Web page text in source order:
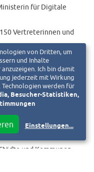
für Digitale
Vertreterinnen und
zwei Versionen, als
Ebenfalls gedruckt
und Kommunen
von Dritten, um
und Inhalte
Ich bin damit
jederzeit mit Wirkung
werden für
Besucher-Statistiken,
Einstellungen...